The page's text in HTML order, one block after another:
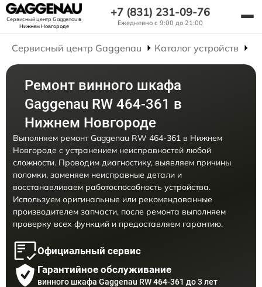
Сервисный центр Gaggenauв
Нижнем Новгороде
+7 (831) 231-09-76
Ежедневно с 9:00 до 21:00
Сервисный центр Gaggenau Каталог устройств
Ремонт винного шкафа
Gaggenau RW 464-361 в
Нижнем Новгороде
Выполняем ремонт Gaggenau RW 464-361 в Нижнем
Новгороде с устранением неисправностей любой
сложности. Проводим диагностику, выявляем причины
поломки, заменяем неисправные детали и
восстанавливаем работоспособность устройства.
Используем оригинальные или рекомендованные
производителем запчасти, после ремонта выполняем
проверку всех функций и предоставляем гарантию.
Официальный сервис
Гарантийное обслуживание
винного шкафа Gaggenau RW 464-361 до 3 лет